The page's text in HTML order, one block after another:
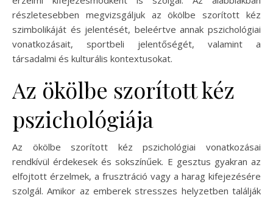
részletesebben megvizsgáljuk az ökölbe szorított kéz
szimbolikáját és jelentését, beleértve annak pszichológiai
vonatkozásait, sportbeli jelentőségét, valamint a
társadalmi és kulturális kontextusokat.
Az ökölbe szorított kéz
pszichológiája
Az ökölbe szorított kéz pszichológiai vonatkozásai
rendkívül érdekesek és sokszínűek. E gesztus gyakran az
elfojtott érzelmek, a frusztráció vagy a harag kifejezésére
szolgál. Amikor az emberek stresszes helyzetben találják